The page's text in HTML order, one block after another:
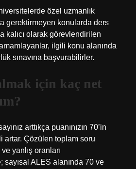
özel uzmanlık
gerektirmeyen konularda ders
kalıcı olarak görevlendirilen
ilgili konu alanında
sınavına başvurabilirler.
için kaç net
arttıkça puanınızın 70’in
artar. Çözülen toplam soru
yanlış oranları
ALES alanında 70 ve